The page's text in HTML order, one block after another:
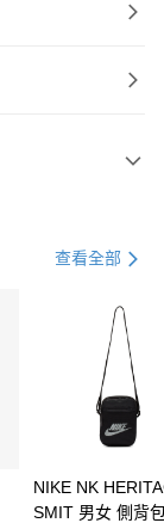
21家銀行
查看全部
NIKE NK
SMIT 男女 側背